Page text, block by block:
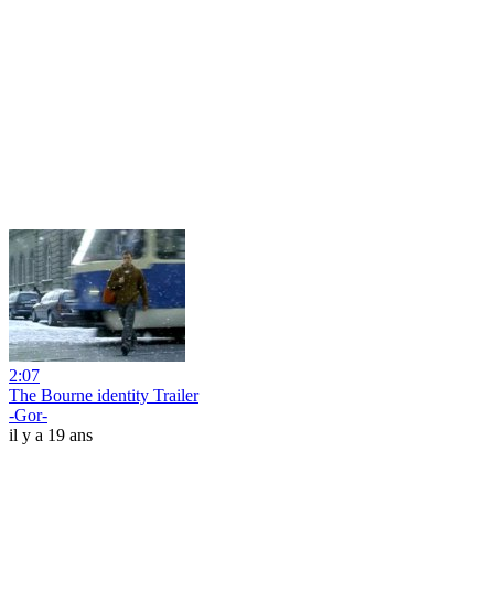
2:07
The Bourne identity Trailer
-Gor-
il y a 19 ans